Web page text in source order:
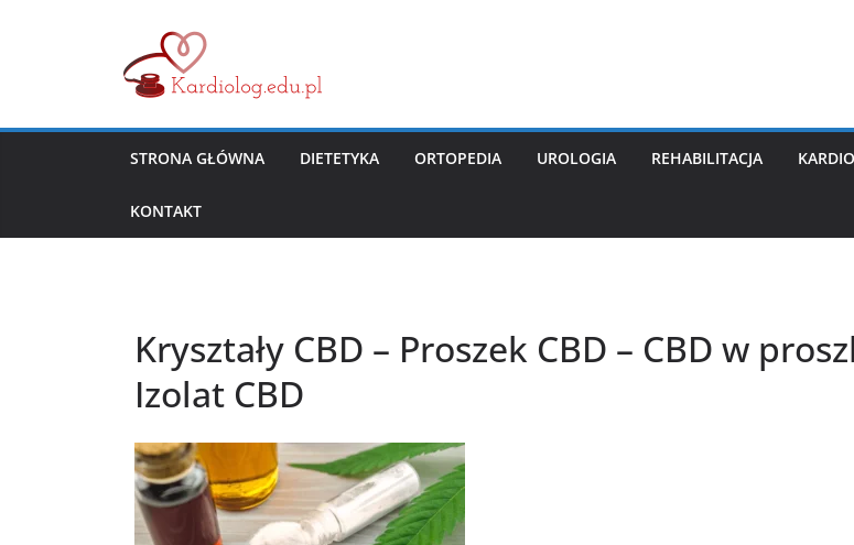
STRONA GŁÓWNA DIETETYKA ORTOPEDIA UROLOGIA REHABILITACJA
KONTAKT
Kryształy CBD – Proszek CBD – CBD w
Izolat CBD